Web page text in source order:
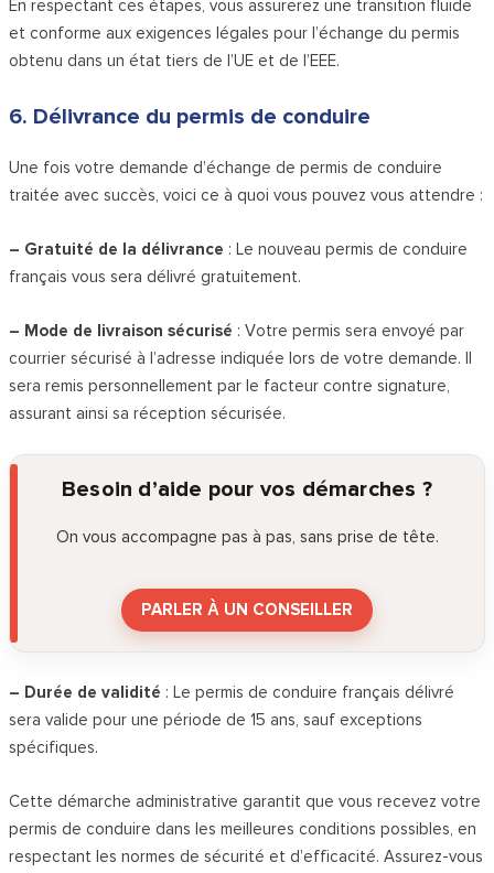
En respectant ces étapes, vous assurerez une transition fluide
et conforme aux exigences légales pour l’échange du permis
obtenu dans un état tiers de l’UE et de l’EEE.
6. Délivrance du permis de conduire
Une fois votre demande d’échange de permis de conduire
traitée avec succès, voici ce à quoi vous pouvez vous attendre :
– Gratuité de la délivrance : Le nouveau permis de conduire
français vous sera délivré gratuitement.
– Mode de livraison sécurisé : Votre permis sera envoyé par
courrier sécurisé à l’adresse indiquée lors de votre demande. Il
sera remis personnellement par le facteur contre signature,
assurant ainsi sa réception sécurisée.
Besoin d’aide pour vos démarches ?
On vous accompagne pas à pas, sans prise de tête.
PARLER À UN CONSEILLER
– Durée de validité : Le permis de conduire français délivré
sera valide pour une période de 15 ans, sauf exceptions
spécifiques.
Cette démarche administrative garantit que vous recevez votre
permis de conduire dans les meilleures conditions possibles, en
respectant les normes de sécurité et d’efficacité. Assurez-vous